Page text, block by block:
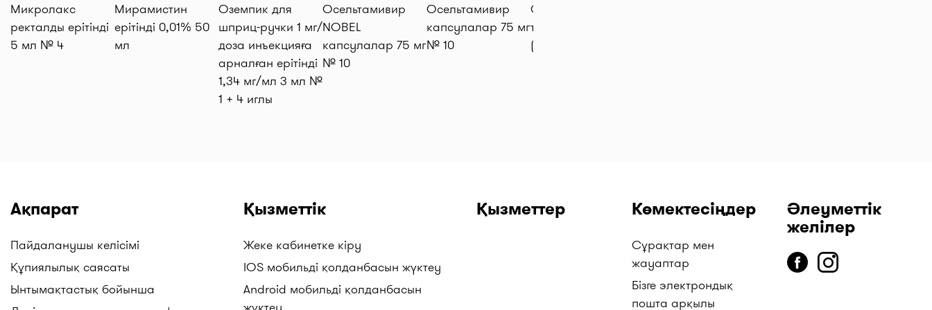
Микролакс
ректалды ерітінді
5 мл № 4
Мирамистин
ерітінді 0,01% 50
мл
Оземпик для
шприц-ручки 1 мг/
доза инъекцияға
арналған ерітінді
1,34 мг/мл 3 мл №
1 + 4 иглы
Осельтамивир
NOBEL
капсулалар 75 мг
№ 10
Осельтамивир
капсулалар 75 мг
№ 10
Отипакс
тамшылар 15 мл
(16 гр)
Ақпарат
Пайдаланушы келісімі
Құпиялылық саясаты
Ынтымақтастық бойынша
Қызметтік
Жеке кабинетке кіру
IOS мобильді қолданбасын жүктеу
Android мобильді қолданбасын
Қызметтер Көмектесіңдер
Сұрақтар мен
жауаптар
Бізге электрондық
пошта арқылы
Әлеуметтік
желілер